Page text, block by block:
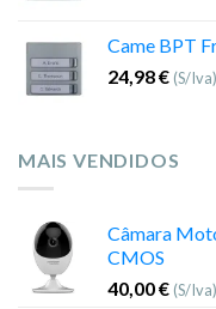
Came BPT
24,98€ (S/Iva)
MAIS VENDIDOS
Câmara
CMOS
40,00€ (S/Iva)